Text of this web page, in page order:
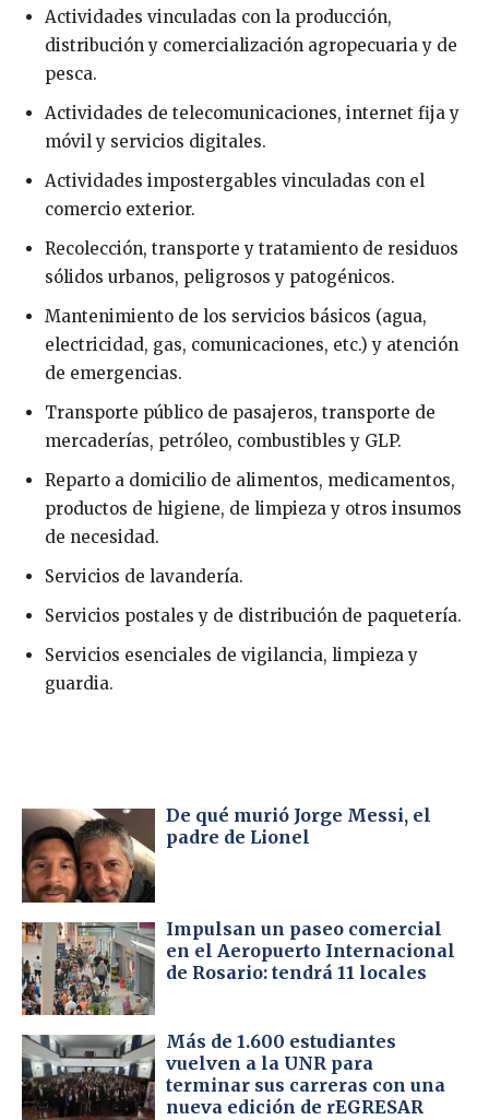
Actividades vinculadas con la producción,
distribución y comercialización agropecuaria y de
pesca.
Actividades de telecomunicaciones, internet fija y
móvil y servicios digitales.
Actividades impostergables vinculadas con el
comercio exterior.
Recolección, transporte y tratamiento de residuos
sólidos urbanos, peligrosos y patogénicos.
Mantenimiento de los servicios básicos (agua,
electricidad, gas, comunicaciones, etc.) y atención
de emergencias.
Transporte público de pasajeros, transporte de
mercaderías, petróleo, combustibles y GLP.
Reparto a domicilio de alimentos, medicamentos,
productos de higiene, de limpieza y otros insumos
de necesidad.
Servicios de lavandería.
Servicios postales y de distribución de paquetería.
Servicios esenciales de vigilancia, limpieza y
guardia.
De qué murió Jorge Messi, el
padre de Lionel
Impulsan un paseo comercial
en el Aeropuerto Internacional
de Rosario: tendrá 11 locales
Más de 1.600 estudiantes
vuelven a la UNR para
terminar sus carreras con una
nueva edición de rEGRESAR